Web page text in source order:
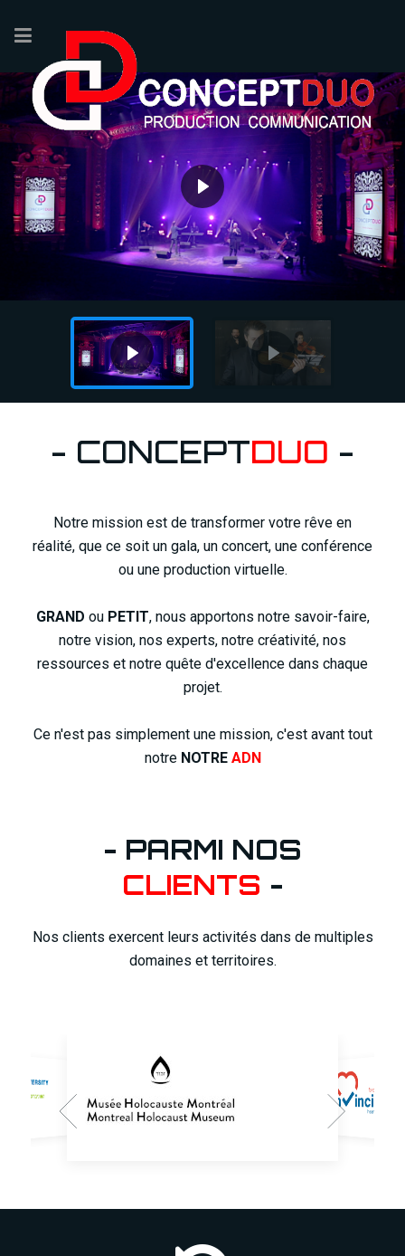
- CONCEPTDUO -
Notre mission est de transformer votre rêve en
réalité, que ce soit un gala, un concert, une conférence
ou une production virtuelle.
GRAND ou PETIT, nous apportons notre savoir-faire,
notre vision, nos experts, notre créativité, nos
ressources et notre quête d'excellence dans chaque
projet.
Ce n'est pas simplement une mission, c'est avant tout
notre NOTRE ADN
- PARMI NOS
CLIENTS -
Nos clients exercent leurs activités dans de multiples
domaines et territoires.